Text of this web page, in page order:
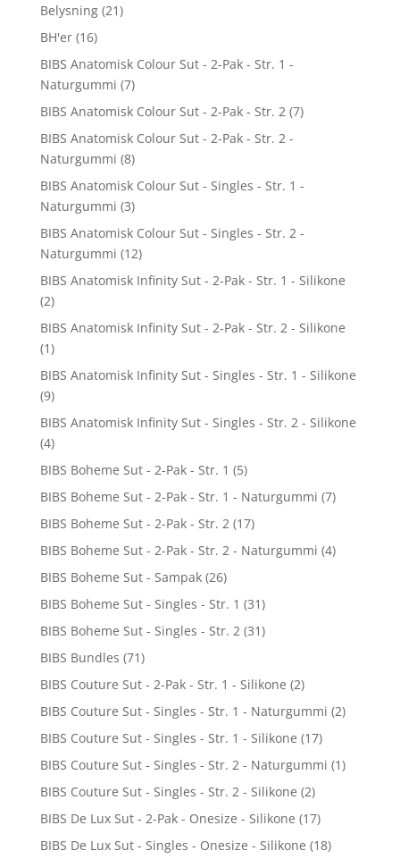
Belysning (21)
BH'er (16)
BIBS Anatomisk Colour Sut - 2-Pak - Str. 1 -
Naturgummi (7)
BIBS Anatomisk Colour Sut - 2-Pak - Str. 2 (7)
BIBS Anatomisk Colour Sut - 2-Pak - Str. 2 -
Naturgummi (8)
BIBS Anatomisk Colour Sut - Singles - Str. 1 -
Naturgummi (3)
BIBS Anatomisk Colour Sut - Singles - Str. 2 -
Naturgummi (12)
BIBS Anatomisk Infinity Sut - 2-Pak - Str. 1 - Silikone
(2)
BIBS Anatomisk Infinity Sut - 2-Pak - Str. 2 - Silikone
(1)
BIBS Anatomisk Infinity Sut - Singles - Str. 1 - Silikone
(9)
BIBS Anatomisk Infinity Sut - Singles - Str. 2 - Silikone
(4)
BIBS Boheme Sut - 2-Pak - Str. 1 (5)
BIBS Boheme Sut - 2-Pak - Str. 1 - Naturgummi (7)
BIBS Boheme Sut - 2-Pak - Str. 2 (17)
BIBS Boheme Sut - 2-Pak - Str. 2 - Naturgummi (4)
BIBS Boheme Sut - Sampak (26)
BIBS Boheme Sut - Singles - Str. 1 (31)
BIBS Boheme Sut - Singles - Str. 2 (31)
BIBS Bundles (71)
BIBS Couture Sut - 2-Pak - Str. 1 - Silikone (2)
BIBS Couture Sut - Singles - Str. 1 - Naturgummi (2)
BIBS Couture Sut - Singles - Str. 1 - Silikone (17)
BIBS Couture Sut - Singles - Str. 2 - Naturgummi (1)
BIBS Couture Sut - Singles - Str. 2 - Silikone (2)
BIBS De Lux Sut - 2-Pak - Onesize - Silikone (17)
BIBS De Lux Sut - Singles - Onesize - Silikone (18)